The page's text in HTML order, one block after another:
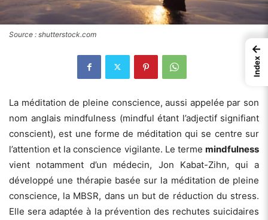
Source : shutterstock.com
La méditation de pleine conscience, aussi appelée par son
nom anglais mindfulness (mindful étant l’adjectif signifiant
conscient), est une forme de méditation qui se centre sur
l’attention et la conscience vigilante. Le terme mindfulness
vient notamment d’un médecin, Jon Kabat-Zihn, qui a
développé une thérapie basée sur la méditation de pleine
conscience, la MBSR, dans un but de réduction du stress.
Elle sera adaptée à la prévention des rechutes suicidaires
←
Index